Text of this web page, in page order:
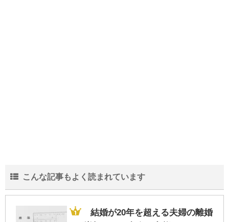
こんな記事もよく読まれています
結婚が20年を超える夫婦の離婚